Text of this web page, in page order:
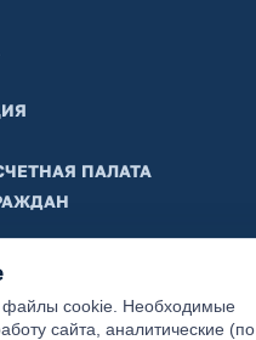
ПАЛАТА
cookie. Необходимые
сайта, аналитические (по